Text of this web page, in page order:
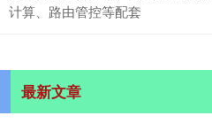
计算、路由管控等配套
最新文章